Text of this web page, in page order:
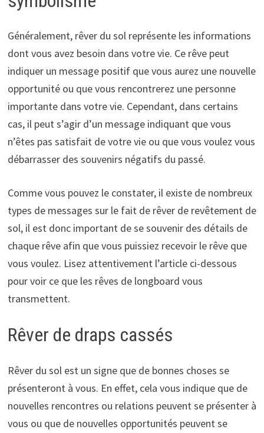
Généralement, rêver du sol représente les informations
dont vous avez besoin dans votre vie. Ce rêve peut
indiquer un message positif que vous aurez une nouvelle
opportunité ou que vous rencontrerez une personne
importante dans votre vie. Cependant, dans certains
cas, il peut s’agir d’un message indiquant que vous
n’êtes pas satisfait de votre vie ou que vous voulez vous
débarrasser des souvenirs négatifs du passé.
Comme vous pouvez le constater, il existe de nombreux
types de messages sur le fait de rêver de revêtement de
sol, il est donc important de se souvenir des détails de
chaque rêve afin que vous puissiez recevoir le rêve que
vous voulez. Lisez attentivement l’article ci-dessous
pour voir ce que les rêves de longboard vous
transmettent.
Rêver de draps cassés
Rêver du sol est un signe que de bonnes choses se
présenteront à vous. En effet, cela vous indique que de
nouvelles rencontres ou relations peuvent se présenter à
vous ou que de nouvelles opportunités peuvent se